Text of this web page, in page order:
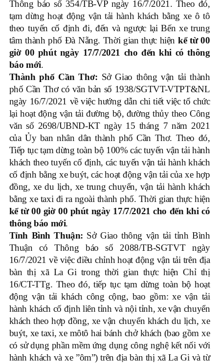
Thông báo số 354/TB-VP ngày 16/7/2021. Theo đó,
tạm dừng hoạt động vận tải hành khách bằng xe ô tô
theo tuyến cố định đi, đến và ngược lại Bến xe trung
tâm thành phố Đà Nẵng. Thời gian thực hiện kể từ 00
giờ 00 phút ngày 17/7/2021 cho đến khi có thông
báo mới.
Thành phố Cần Thơ: Sở Giao thông vận tải thành
phố Cần Thơ có văn bản số 1938/SGTVT-VTPT&NL
ngày 16/7/2021 về việc hướng dẫn chi tiết việc tổ chức
lại hoạt động vận tải đường bộ, đường thủy theo Công
văn số 2698/UBND-KT ngày 15 tháng 7 năm 2021
của Ủy ban nhân dân thành phố Cần Thơ. Theo đó,
Tiếp tục tạm dừng toàn bộ 100% các tuyến vận tải hành
khách theo tuyến cố định, các tuyến vận tải hành khách
cố định bằng xe buýt, các hoạt động vận tải của xe hợp
đồng, xe du lịch, xe trung chuyển, vận tải hành khách
bằng xe taxi đi ra ngoài thành phố. Thời gian thực hiện
kể từ 00 giờ 00 phút ngày 17/7/2021 cho đến khi có
thông báo mới.
Tỉnh Bình Thuận: Sở Giao thông vận tải tỉnh Bình
Thuận có Thông báo số 2088/TB-SGTVT ngày
16/7/2021 về việc điều chỉnh hoạt động vận tải trên địa
bàn thị xã La Gi trong thời gian thực hiện Chỉ thị
16/CT-TTg. Theo đó, tiếp tục tạm dừng toàn bộ hoạt
động vận tải khách công cộng, bao gồm: xe vận tải
hành khách cố định liên tỉnh và nội tỉnh, xe vận chuyển
khách theo hợp đồng, xe vận chuyển khách du lịch, xe
buýt, xe taxi, xe môtô hai bánh chở khách (bao gồm xe
có sử dụng phần mềm ứng dụng công nghệ kết nối với
hành khách và xe ”ôm”) trên địa bàn thị xã La Gi và từ